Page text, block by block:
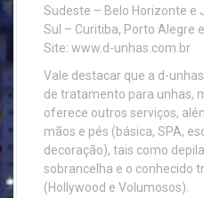
Sudeste – Belo Horizonte e
Sul – Curitiba, Porto Alegre e
Site: www.d-unhas.com.br
Vale destacar que a d-
de tratamento para unhas,
oferece outros serviços,
mãos e pés (básica, SPA,
decoração), tais como
sobrancelha e o conhecido
(Hollywood e Volumosos).